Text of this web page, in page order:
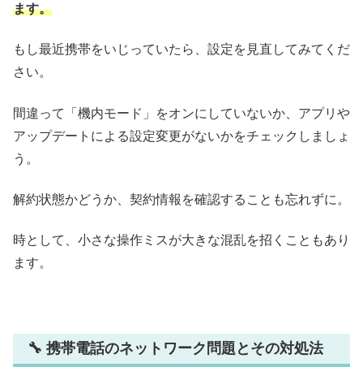
ます。
もし最近携帯をいじっていたら、設定を見直してみてくだ
さい。
間違って「機内モード」をオンにしていないか、アプリや
アップデートによる設定変更がないかをチェックしましょ
う。
解約状態かどうか、契約情報を確認することも忘れずに。
時として、小さな操作ミスが大きな混乱を招くこともあり
ます。
🔧 携帯電話のネットワーク問題とその対処法